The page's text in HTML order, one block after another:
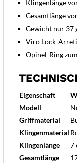
Klingenlänge
Gesamtlänge
Gewicht nur 37
Viro Lock-
Opinel-Ring
Eigenschaft
Modell
Griffmaterial
Klingenmaterial
Klingenlänge
7
Gesamtlänge